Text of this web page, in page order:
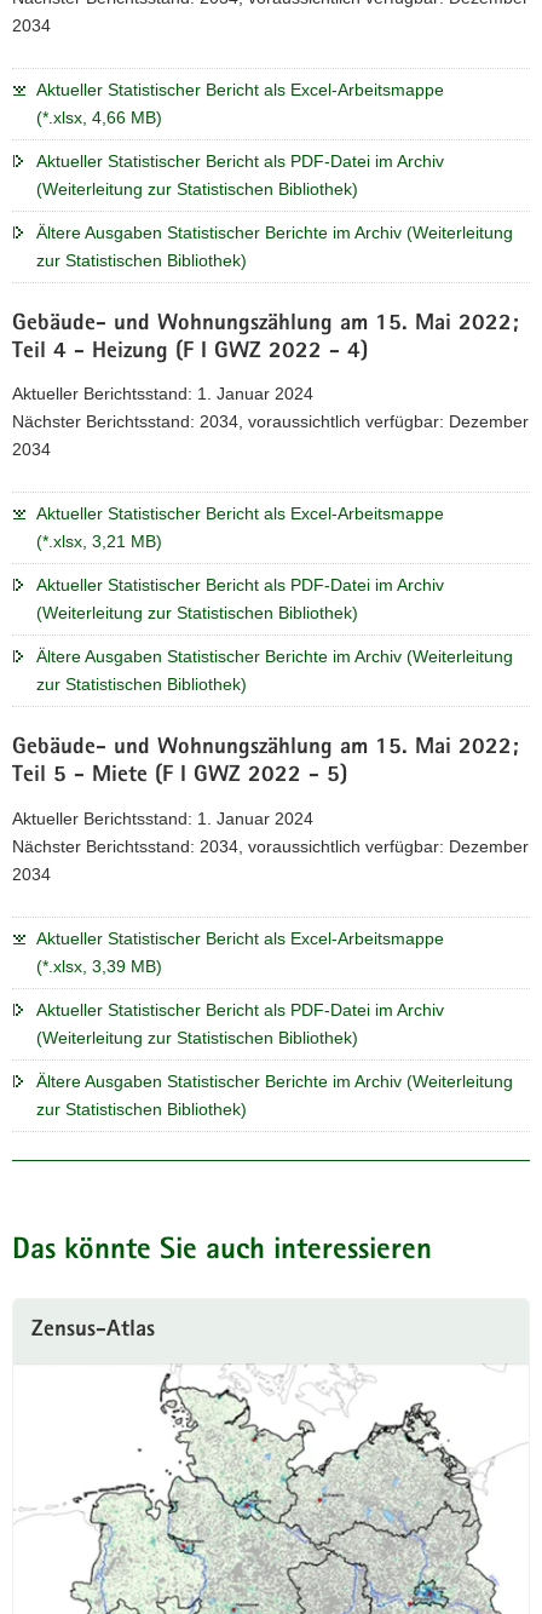
2034
Aktueller Statistischer Bericht als Excel-Arbeitsmappe
(*.xlsx, 4,66 MB)
Aktueller Statistischer Bericht als PDF-Datei im Archiv
(Weiterleitung zur Statistischen Bibliothek)
Ältere Ausgaben Statistischer Berichte im Archiv (Weiterleitung
zur Statistischen Bibliothek)
Gebäude- und Wohnungszählung am 15. Mai 2022;
Teil 4 - Heizung (F I GWZ 2022 - 4)
Aktueller Berichtsstand: 1. Januar 2024
Nächster Berichtsstand: 2034, voraussichtlich verfügbar: Dezember
2034
Aktueller Statistischer Bericht als Excel-Arbeitsmappe
(*.xlsx, 3,21 MB)
Aktueller Statistischer Bericht als PDF-Datei im Archiv
(Weiterleitung zur Statistischen Bibliothek)
Ältere Ausgaben Statistischer Berichte im Archiv (Weiterleitung
zur Statistischen Bibliothek)
Gebäude- und Wohnungszählung am 15. Mai 2022;
Teil 5 - Miete (F I GWZ 2022 - 5)
Aktueller Berichtsstand: 1. Januar 2024
Nächster Berichtsstand: 2034, voraussichtlich verfügbar: Dezember
2034
Aktueller Statistischer Bericht als Excel-Arbeitsmappe
(*.xlsx, 3,39 MB)
Aktueller Statistischer Bericht als PDF-Datei im Archiv
(Weiterleitung zur Statistischen Bibliothek)
Ältere Ausgaben Statistischer Berichte im Archiv (Weiterleitung
zur Statistischen Bibliothek)
Das könnte Sie auch interessieren
Zensus-Atlas